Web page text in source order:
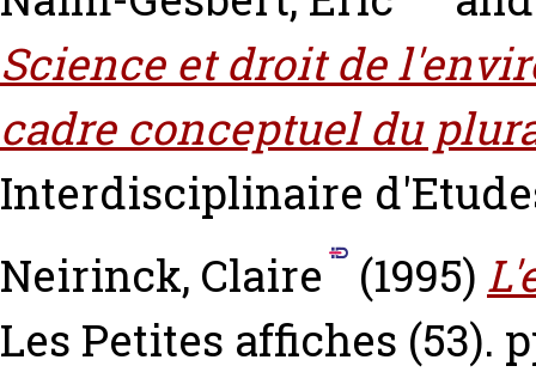
Science et droit de
cadre conceptuel du
Interdisciplinaire
Neirinck, Claire
(1995)
Les Petites affiches (53).